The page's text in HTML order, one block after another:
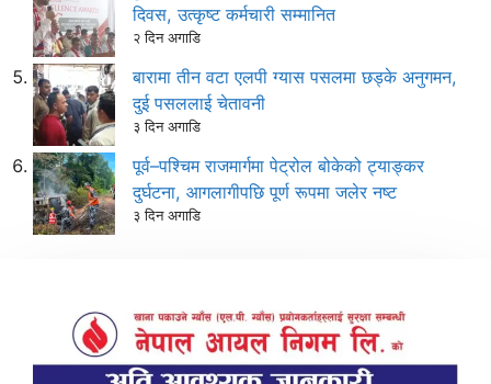
दिवस, उत्कृष्ट कर्मचारी सम्मानित
२ दिन अगाडि
बारामा तीन वटा एलपी ग्यास पसलमा छड्के अनुगमन,
दुई पसललाई चेतावनी
३ दिन अगाडि
पूर्व–पश्चिम राजमार्गमा पेट्रोल बोकेको ट्याङ्कर
दुर्घटना, आगलागीपछि पूर्ण रूपमा जलेर नष्ट
३ दिन अगाडि